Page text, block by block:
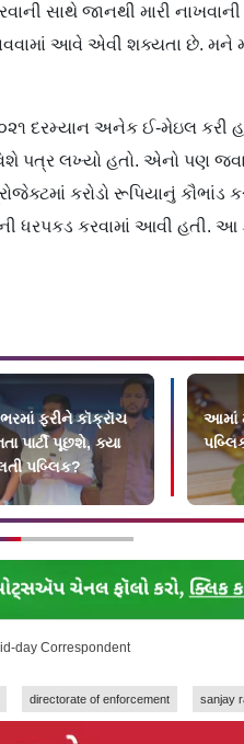
સાથે જાનથી મારી
આવે એવી શક્યતા છે. મને
૨૦૨૧ દરમ્યાન અનેક ઈ-મેઇલ કરી
પત્ર લખ્યો હતો. એનો પણ
કરોડો રૂપિયાનું કૌભાંડ
કરવામાં આવી હતી. આ
ફરીને કૉક્રૉચ
પાર્ટી પૂછશે, ક્યા
પબ્લિક?
આમાં
day Correspondent
directorate of enforcement sanjay